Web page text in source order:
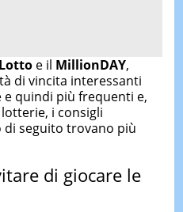
e il MillionDAY,
di vincita interessanti
quindi più frequenti e,
i consigli
di seguito trovano più
di giocare le